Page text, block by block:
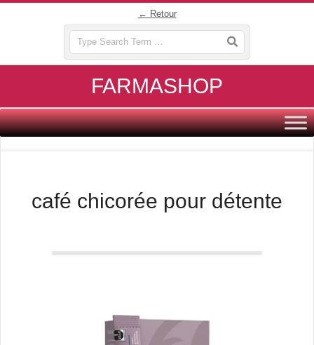
← Retour
FARMASHOP
Primary
Navigation
café chicorée pour détente